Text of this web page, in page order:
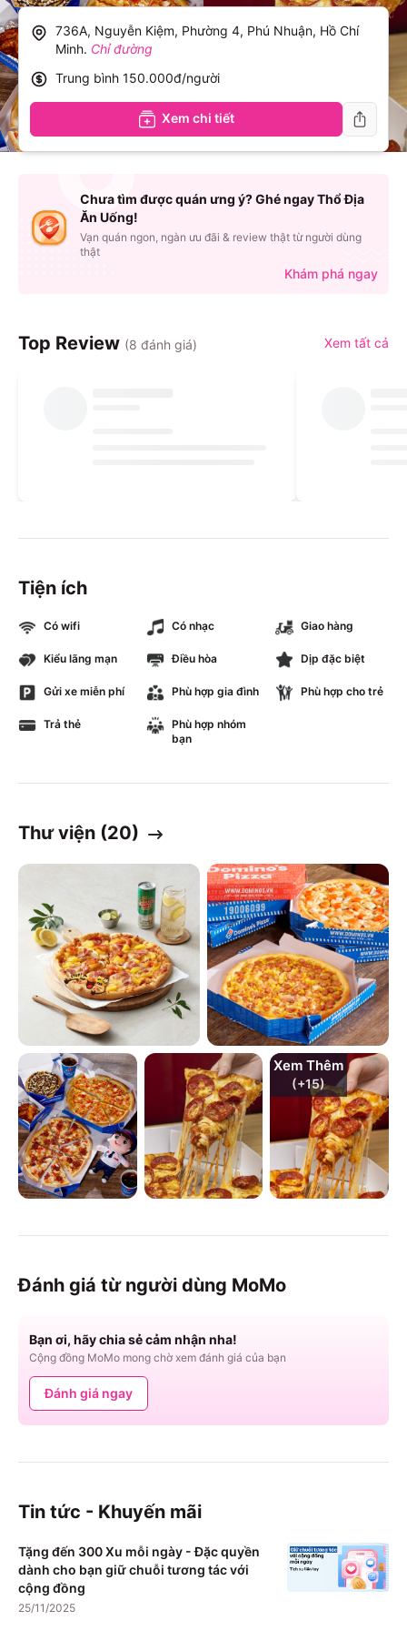
Top Review (8 đánh giá) Xem tất cả
Tiện ích
Có wifi Có nhạc Giao hàng
Kiểu lãng mạn Điều hòa Dịp đặc biệt
Gửi xe miễn phí Phù hợp gia đình Phù hợp cho trẻ
Trả thẻ
Phù hợp nhóm
bạn
Thư viện (20)
Xem Thêm
(+15)
Đánh giá từ người dùng MoMo
Bạn ơi, hãy chia sẻ cảm nhận nha!
Cộng đồng MoMo mong chờ xem đánh giá của bạn
Đánh giá ngay
Tin tức - Khuyến mãi
Tặng đến 300 Xu mỗi ngày - Đặc quyền
dành cho bạn giữ chuỗi tương tác với
cộng đồng
25/11/2025
736A, Nguyễn Kiệm, Phường 4, Phú Nhuận, Hồ Chí
Minh. Chỉ đường
Trung bình 150.000đ/người
Xem chi tiết
Chưa tìm được quán ưng ý? Ghé ngay Thổ Địa
Ăn Uống!
Vạn quán ngon, ngàn ưu đãi & review thật từ người dùng
thật
Khám phá ngay